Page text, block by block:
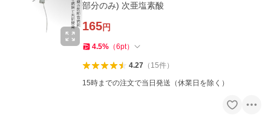
部分のみ) 次亜塩素酸
165円
4.5% （6pt）
4.27（ 15件）
15時までの注文で当日発送（休業日を除く）